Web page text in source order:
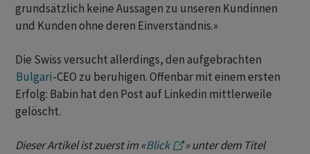
grundsätzlich keine Aussagen zu unseren Kundinnen
und Kunden ohne deren Einverständnis.»
Die Swiss versucht allerdings, den aufgebrachten
Bulgari-CEO zu beruhigen. Offenbar mit einem ersten
Erfolg: Babin hat den Post auf Linkedin mittlerweile
gelöscht.
Dieser Artikel ist zuerst im «Blick
» unter dem Titel